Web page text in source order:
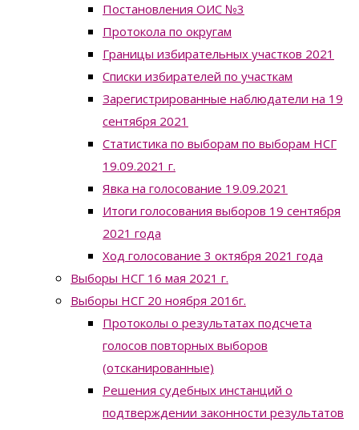
Постановления ОИС №3
Протокола по округам
Границы избирательных участков 2021
Списки избирателей по участкам
Зарегистрированные наблюдатели на 19
сентября 2021
Статистика по выборам по выборам НСГ
19.09.2021 г.
Явка на голосование 19.09.2021
Итоги голосования выборов 19 сентября
2021 года
Ход голосование 3 октября 2021 года
Выборы НСГ 16 мая 2021 г.
Выборы НСГ 20 ноября 2016г.
Протоколы о результатах подсчета
голосов повторных выборов
(отсканированные)
Решения судебных инстанций о
подтверждении законности результатов